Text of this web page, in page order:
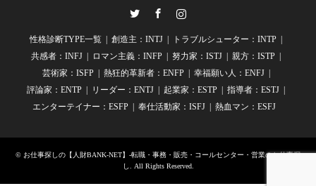
性格診断TYPE一覧 創造主：INTJ
トラブルシューター：INTP
共感者：INFJ
ロマン主義：INFP 努力家：ISTJ
親方：ISTP
芸術家：ISFP
熱狂的革新者：ENFP
幸福願い人：ENFJ
評論家：ENTP
リーダー：ENTJ 起業家：ESTP
指導者：ESTJ
エンターテイナー：ESFP
奉仕活動家：ISFJ 熱血マン：ESFJ
© お仕事探しの【人財BANK-NET】-転職・事務・販売・コールセンター・営業のお仕事探
し. All Rights Reserved.